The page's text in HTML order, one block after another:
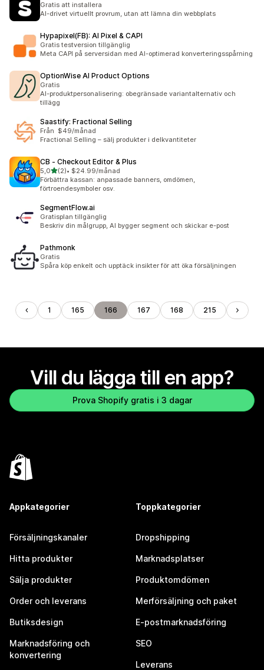
Gratis att installera
AI-drivet virtuellt provrum, utan att lämna din webbplats
Hypapixel(FB): AI Pixel & CAPI
Gratis testversion tillgänglig
Meta CAPI på serversidan med AI-optimerad konverteringsspårning
OptionWise AI Product Options
Gratis
AI-produktpersonalisering: obegränsade variantalternativ och
tillägg
Saastify: Fractional Selling
Från $49/månad
Fractional Selling – sälj produkter i delkvantiteter
CB ‑ Checkout Editor & Plus
5,0av 5 stjärnor
(2)
2 recensioner totalt
• $24.99/månad
Förbättra kassan: anpassade banners, omdömen,
förtroendesymboler osv.
SegmentFlow.ai
Gratisplan tillgänglig
Beskriv din målgrupp, AI bygger segment och skickar e-post
Pathmonk
Gratis
Spåra köp enkelt och upptäck insikter för att öka försäljningen
1 165 166 167 168 215
Vill du lägga till en app?
Prova Shopify gratis i 3 dagar
Appkategorier
Försäljningskanaler
Hitta produkter
Sälja produkter
Order och leverans
Butiksdesign
Marknadsföring och
konvertering
Toppkategorier
Dropshipping
Marknadsplatser
Produktomdömen
Merförsäljning och paket
E-postmarknadsföring
SEO
Leverans